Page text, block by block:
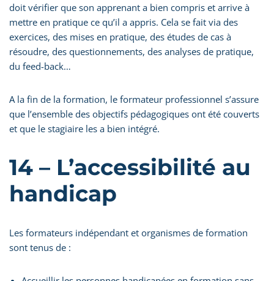
doit vérifier que son apprenant a bien compris et arrive à
mettre en pratique ce qu’il a appris. Cela se fait via des
exercices, des mises en pratique, des études de cas à
résoudre, des questionnements, des analyses de pratique,
du feed-back…
A la fin de la formation, le formateur professionnel s’assure
que l’ensemble des objectifs pédagogiques ont été couverts
et que le stagiaire les a bien intégré.
14 – L’accessibilité au
handicap
Les formateurs indépendant et organismes de formation
sont tenus de :